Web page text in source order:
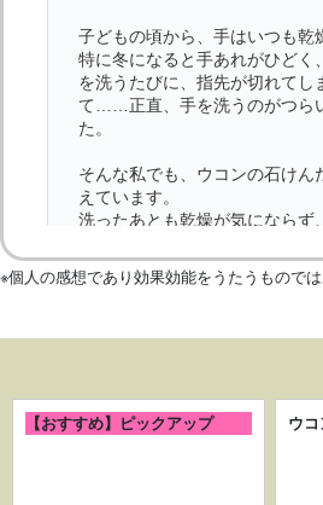
※個人の感想であり効果効能をうたうものでは
【おすすめ】ピックアップ ウ